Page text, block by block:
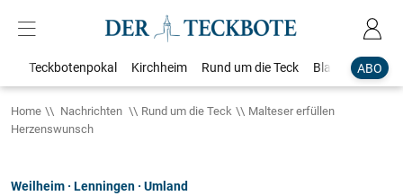
ABO
Teckbotenpokal Kirchheim Rund um die Teck Blaulicht
Home Nachrichten Rund um die Teck
Malteser erfüllen
Herzenswunsch
Weilheim · Lenningen · Umland